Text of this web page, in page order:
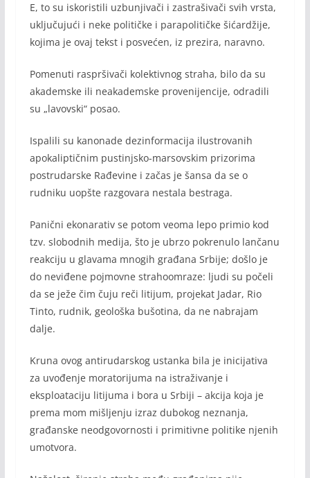
E, to su iskoristili uzbunjivači i zastrašivači svih vrsta,
uključujući i neke političke i parapolitičke šićardžije,
kojima je ovaj tekst i posvećen, iz prezira, naravno.
Pomenuti raspršivači kolektivnog straha, bilo da su
akademske ili neakademske provenijencije, odradili
su „lavovski“ posao.
Ispalili su kanonade dezinformacija ilustrovanih
apokaliptičnim pustinjsko-marsovskim prizorima
postrudarske Rađevine i začas je šansa da se o
rudniku uopšte razgovara nestala bestraga.
Panični ekonarativ se potom veoma lepo primio kod
tzv. slobodnih medija, što je ubrzo pokrenulo lančanu
reakciju u glavama mnogih građana Srbije; došlo je
do neviđene pojmovne strahoomraze: ljudi su počeli
da se ježe čim čuju reči litijum, projekat Jadar, Rio
Tinto, rudnik, geološka bušotina, da ne nabrajam
dalje.
Kruna ovog antirudarskog ustanka bila je inicijativa
za uvođenje moratorijuma na istraživanje i
eksploataciju litijuma i bora u Srbiji – akcija koja je
prema mom mišljenju izraz dubokog neznanja,
građanske neodgovornosti i primitivne politike njenih
umotvora.